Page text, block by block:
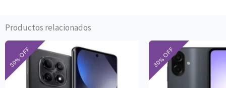
Productos relacionados
El
precio
original
era:
$722.000.
precio
actual
es:
$465.000.